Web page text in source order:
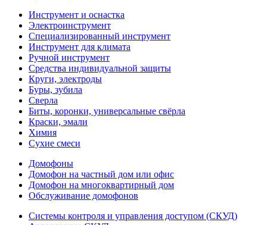
Инструмент и оснастка
Электроинструмент
Специализированный инструмент
Инструмент для климата
Ручной инструмент
Средства индивидуальной защиты
Круги, электроды
Буры, зубила
Сверла
Биты, коронки, универсальные свёрла
Краски, эмали
Химия
Сухие смеси
Домофоны
Домофон на частный дом или офис
Домофон на многоквартирный дом
Обслуживание домофонов
Системы контроля и управления доступом (СКУД)